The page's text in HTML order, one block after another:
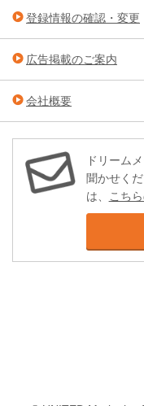
登録情報の確認・変更
広告掲載のご案内
会社概要
ドリーム
聞かせく
は、
こち